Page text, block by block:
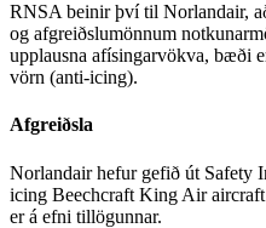
RNSA beinir því til Norlandair,
og afgreiðslumönnum
upplausna afísingarvökva, bæði
vörn (anti-icing).
Afgreiðsla
Norlandair hefur gefið út Safety
icing Beechcraft King Air
er á efni tillögunnar.